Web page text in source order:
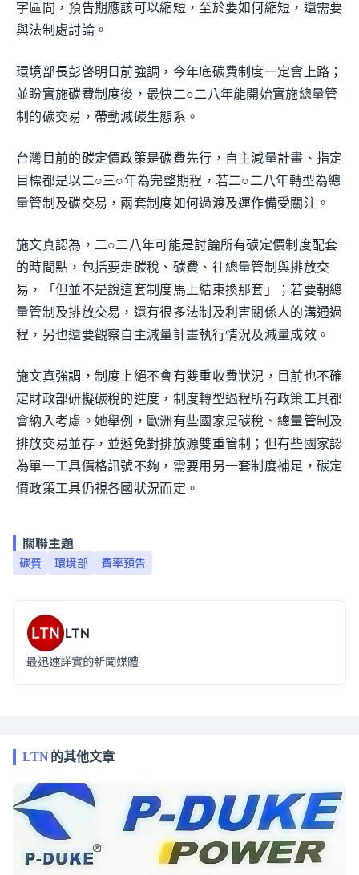
字區間，預告期應該可以縮短，至於要如何縮短，還需要
與法制處討論。
環境部長彭啓明日前強調，今年底碳費制度一定會上路；
並盼實施碳費制度後，最快二○二八年能開始實施總量管
制的碳交易，帶動減碳生態系。
台灣目前的碳定價政策是碳費先行，自主減量計畫、指定
目標都是以二○三○年為完整期程，若二○二八年轉型為總
量管制及碳交易，兩套制度如何過渡及運作備受關注。
施文真認為，二○二八年可能是討論所有碳定價制度配套
的時間點，包括要走碳稅、碳費、往總量管制與排放交
易，「但並不是說這套制度馬上結束換那套」；若要朝總
量管制及排放交易，還有很多法制及利害關係人的溝通過
程，另也還要觀察自主減量計畫執行情況及減量成效。
施文真強調，制度上絕不會有雙重收費狀況，目前也不確
定財政部研擬碳稅的進度，制度轉型過程所有政策工具都
會納入考慮。她舉例，歐洲有些國家是碳稅、總量管制及
排放交易並存，並避免對排放源雙重管制；但有些國家認
為單一工具價格訊號不夠，需要用另一套制度補足，碳定
價政策工具仍視各國狀況而定。
關聯主題
碳費 環境部 費率預告
LTN
最迅速詳實的新聞媒體
LTN的其他文章